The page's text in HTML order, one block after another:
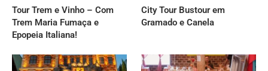
Tour Trem e Vinho – Com
Trem Maria Fumaça e
Epopeia Italiana!
City Tour Bustour em
Gramado e Canela